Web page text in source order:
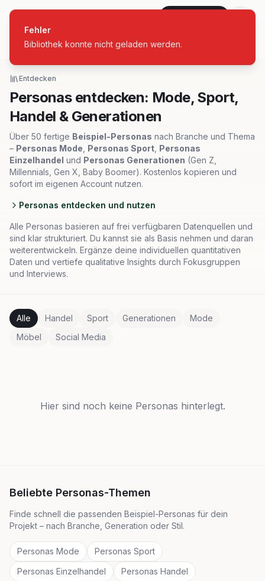
Fehler
Bibliothek konnte nicht geladen werden.
Alle Branchen
Entdecken
Personas entdecken: Mode, Sport,
Handel & Generationen
Über 50 fertige Beispiel-Personas nach Branche und Thema
– Personas Mode Personas Sport Personas
Einzelhandel und Personas Generationen (Gen Z,
Millennials, Gen X, Baby Boomer). Kostenlos kopieren und
sofort im eigenen Account nutzen.
Personas entdecken und nutzen
Alle Personas basieren auf frei verfügbaren Datenquellen und
sind klar strukturiert. Du kannst sie als Basis nehmen und daran
weiterentwickeln. Ergänze deine individuellen quantitativen
Daten und vertiefe qualitative Insights durch Fokusgruppen
und Interviews.
Alle Handel Sport Generationen
Mode
Möbel
Social Media
Hier sind noch keine Personas hinterlegt.
Beliebte Personas-Themen
Finde schnell die passenden Beispiel-Personas für dein
Projekt – nach Branche, Generation oder Stil.
Personas Mode
Personas Sport
Personas Einzelhandel
Personas Handel